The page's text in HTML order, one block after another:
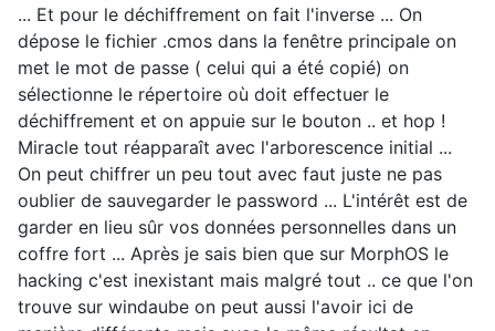
... Et pour le déchiffrement on fait l'inverse ... On
dépose le fichier .cmos dans la fenêtre principale on
met le mot de passe ( celui qui a été copié) on
sélectionne le répertoire où doit effectuer le
déchiffrement et on appuie sur le bouton .. et hop !
Miracle tout réapparaît avec l'arborescence initial ...
On peut chiffrer un peu tout avec faut juste ne pas
oublier de sauvegarder le password ... L'intérêt est de
garder en lieu sûr vos données personnelles dans un
coffre fort ... Après je sais bien que sur MorphOS le
hacking c'est inexistant mais malgré tout .. ce que l'on
trouve sur windaube on peut aussi l'avoir ici de